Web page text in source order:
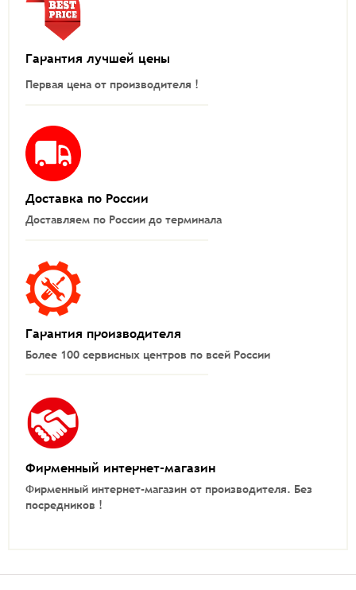
Гарантия лучшей цены
Первая цена от производителя !
Доставка по России
Доставляем по России до терминала
Гарантия производителя
Более 100 сервисных центров по всей России
Фирменный интернет-магазин
Фирменный интернет-магазин от производителя. Без
посредников !